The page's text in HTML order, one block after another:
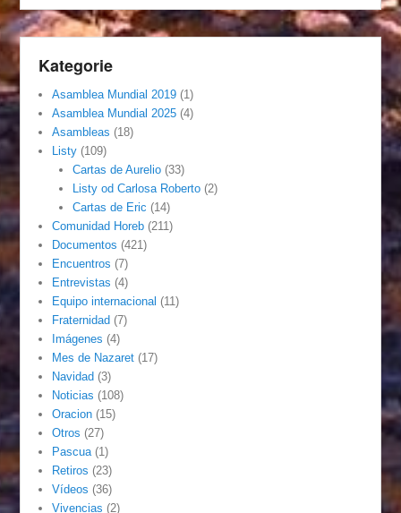
Kategorie
Asamblea Mundial 2019 (1)
Asamblea Mundial 2025 (4)
Asambleas (18)
Listy (109)
Cartas de Aurelio(33)
Listy od Carlosa Roberto(2)
Cartas de Eric (14)
Comunidad Horeb (211)
Documentos (421)
Encuentros (7)
Entrevistas (4)
Equipo internacional (11)
Fraternidad (7)
Imágenes (4)
Mes de Nazaret (17)
Navidad (3)
Noticias (108)
Oracion (15)
Otros (27)
Pascua (1)
Retiros (23)
Vídeos (36)
Vivencias (2)